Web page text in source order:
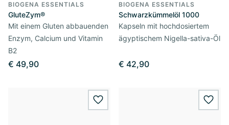
BIOGENA ESSENTIALS
GluteZym®
Mit einem Gluten abbauenden
Enzym, Calcium und Vitamin
B2
€ 49,90
BIOGENA ESSENTIALS
Schwarzkümmelöl 1000
Kapseln mit hochdosiertem
ägyptischem Nigella-sativa-Öl
€ 42,90
wishlist.add